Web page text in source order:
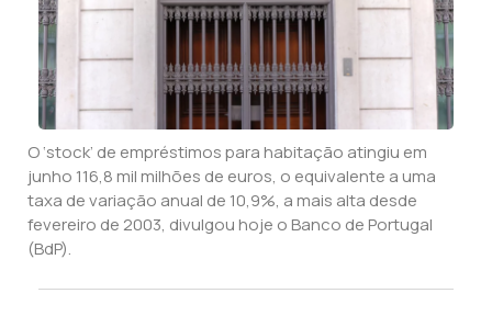
O ‘stock’ de empréstimos para habitação atingiu em
junho 116,8 mil milhões de euros, o equivalente a uma
taxa de variação anual de 10,9%, a mais alta desde
fevereiro de 2003, divulgou hoje o Banco de Portugal
(BdP).